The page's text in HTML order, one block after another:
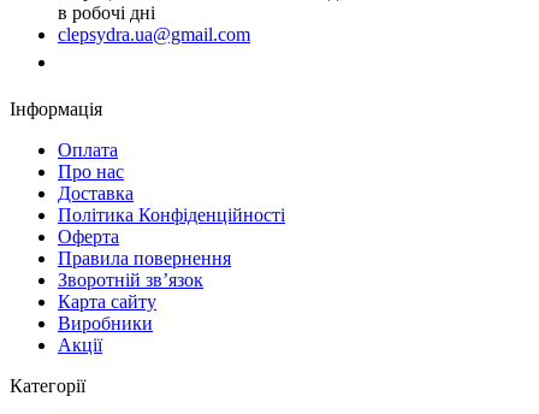
в робочі дні
clepsydra.ua@gmail.com
Інформація
Оплата
Про нас
Доставка
Політика Конфіденційності
Оферта
Правила повернення
Зворотній зв’язок
Карта сайту
Виробники
Акції
Категорії